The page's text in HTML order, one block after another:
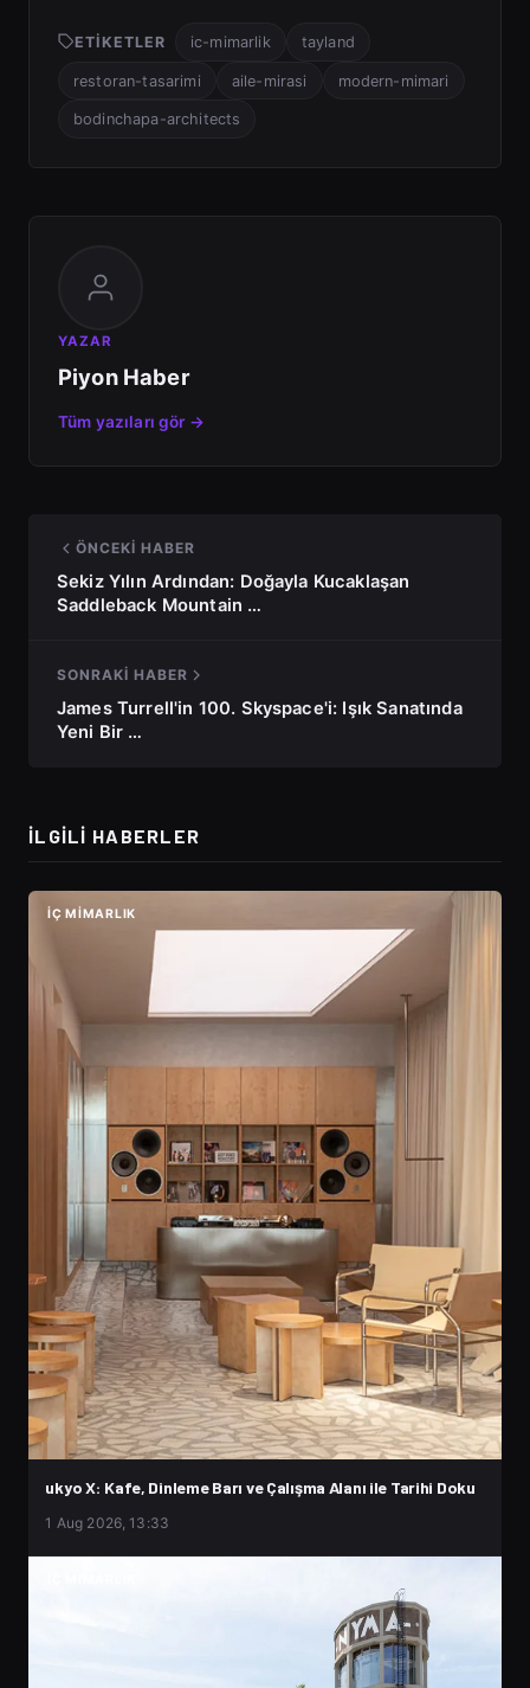
ETIKETLER ic-mimarlik tayland
restoran-tasarimi aile-mirasi modern-mimari
bodinchapa-architects
YAZAR
Piyon Haber
Tüm yazıları gör →
ÖNCEKI HABER
Sekiz Yılın Ardından: Doğayla Kucaklaşan
Saddleback Mountain …
SONRAKI HABER
James Turrell'in 100. Skyspace'i: Işık Sanatında
Yeni Bir …
İLGILI HABERLER
İÇ MIMARLIK
ukyo X: Kafe, Dinleme Barı ve Çalışma Alanı ile Tarihi Doku
1 Aug 2026, 13:33